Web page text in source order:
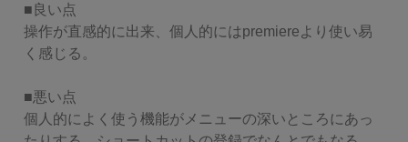
■良い点
操作が直感的に出来、個人的にはpremiereより使い易
く感じる。
■悪い点
個人的によく使う機能がメニューの深いところにあっ